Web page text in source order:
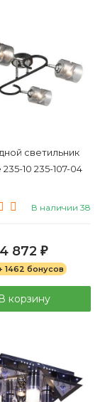
светильник
10 235-107-04
В наличии 38
4 872 ₽
1462 бонусов
В корзину